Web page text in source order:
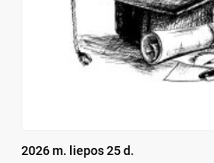
2026 m. liepos 25 d.